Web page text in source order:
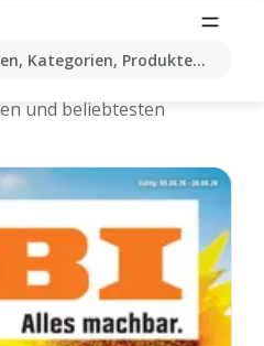
Kategorien, Produkten...
Aktionen,
und beliebtesten